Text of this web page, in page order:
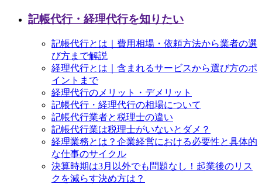
記帳代行・経理代行を知りたい
記帳代行とは｜費用相場・依頼方法から業者の選
び方まで解説
経理代行とは｜含まれるサービスから選び方のポ
イントまで
経理代行のメリット・デメリット
記帳代行・経理代行の相場について
記帳代行業者と税理士の違い
記帳代行業は税理士がいないとダメ？
経理業務とは？企業経営における必要性と具体的
な仕事のサイクル
決算時期は3月以外でも問題なし！起業後のリス
クを減らす決め方は？